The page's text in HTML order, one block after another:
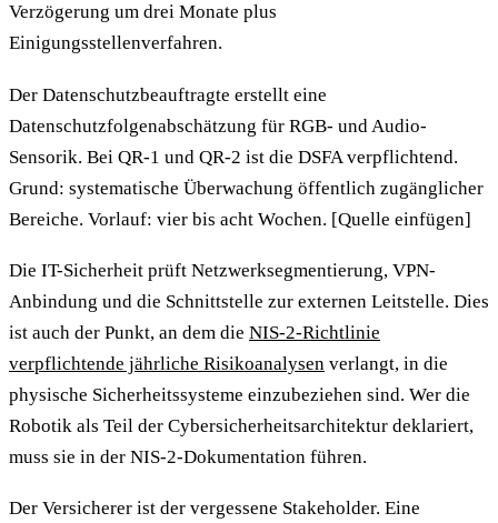
Verzögerung um drei Monate plus
Einigungsstellenverfahren.
Der Datenschutzbeauftragte erstellt eine
Datenschutzfolgenabschätzung für RGB- und Audio-
Sensorik. Bei QR-1 und QR-2 ist die DSFA verpflichtend.
Grund: systematische Überwachung öffentlich zugänglicher
Bereiche. Vorlauf: vier bis acht Wochen. [Quelle einfügen]
Die IT-Sicherheit prüft Netzwerksegmentierung, VPN-
Anbindung und die Schnittstelle zur externen Leitstelle. Dies
ist auch der Punkt, an dem die NIS-2-Richtlinie
verpflichtende jährliche Risikoanalysen verlangt, in die
physische Sicherheitssysteme einzubeziehen sind. Wer die
Robotik als Teil der Cybersicherheitsarchitektur deklariert,
muss sie in der NIS-2-Dokumentation führen.
Der Versicherer ist der vergessene Stakeholder. Eine